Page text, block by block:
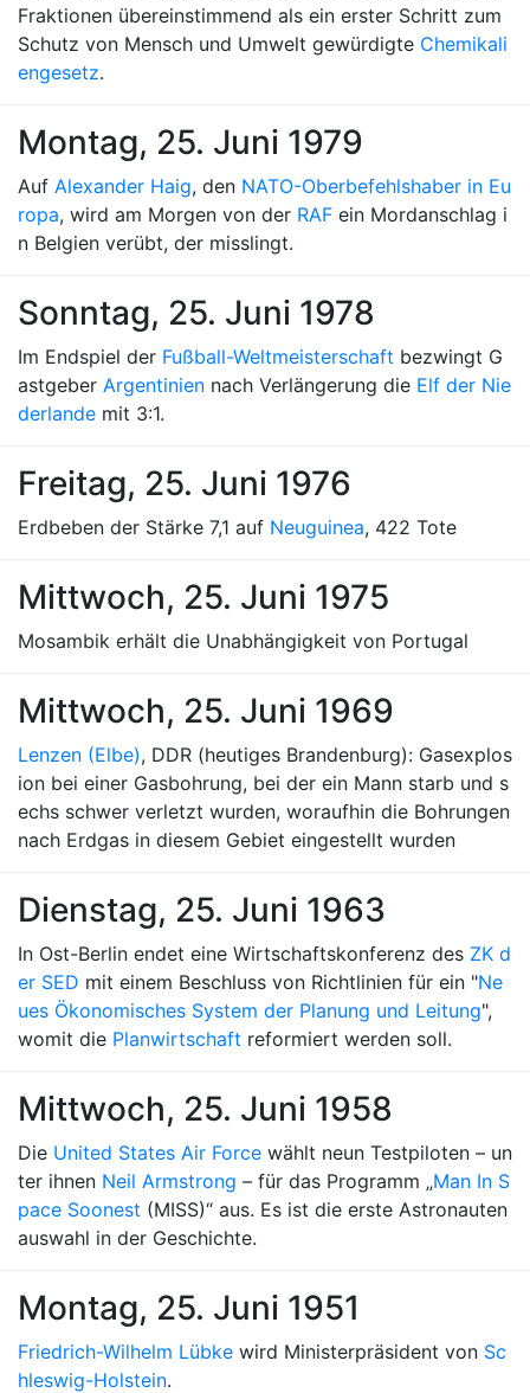
Fraktionen übereinstimmend als ein erster Schritt zum
Schutz von Mensch und Umwelt gewürdigte Chemikali
engesetz.
Montag, 25. Juni 1979
Auf Alexander Haig, den NATO-Oberbefehlshaber in Eu
ropa, wird am Morgen von der RAF ein Mordanschlag i
n Belgien verübt, der misslingt.
Sonntag, 25. Juni 1978
Im Endspiel der Fußball-Weltmeisterschaft bezwingt G
astgeber Argentinien nach Verlängerung die Elf der Nie
derlande mit 3:1.
Freitag, 25. Juni 1976
Erdbeben der Stärke 7,1 auf Neuguinea, 422 Tote
Mittwoch, 25. Juni 1975
Mosambik erhält die Unabhängigkeit von Portugal
Mittwoch, 25. Juni 1969
Lenzen (Elbe), DDR (heutiges Brandenburg): Gasexplos
ion bei einer Gasbohrung, bei der ein Mann starb und s
echs schwer verletzt wurden, woraufhin die Bohrungen
nach Erdgas in diesem Gebiet eingestellt wurden
Dienstag, 25. Juni 1963
In Ost-Berlin endet eine Wirtschaftskonferenz des ZK d
er SED mit einem Beschluss von Richtlinien für ein "Ne
ues Ökonomisches System der Planung und Leitung",
womit die Planwirtschaft reformiert werden soll.
Mittwoch, 25. Juni 1958
Die United States Air Force wählt neun Testpiloten – un
ter ihnen Neil Armstrong – für das Programm „Man In S
pace Soonest (MISS)“ aus. Es ist die erste Astronauten
auswahl in der Geschichte.
Montag, 25. Juni 1951
Friedrich-Wilhelm Lübke wird Ministerpräsident von Sc
hleswig-Holstein.